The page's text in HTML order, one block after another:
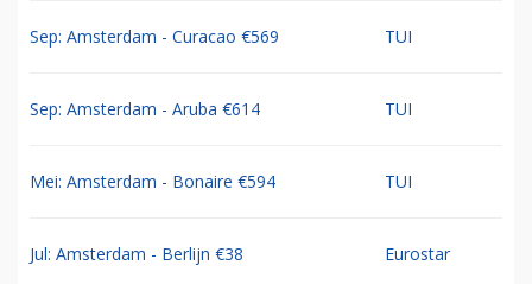
Sep: Amsterdam - Curacao €569 TUI
Sep: Amsterdam - Aruba €614 TUI
Mei: Amsterdam - Bonaire €594 TUI
Jul: Amsterdam - Berlijn €38 Eurostar